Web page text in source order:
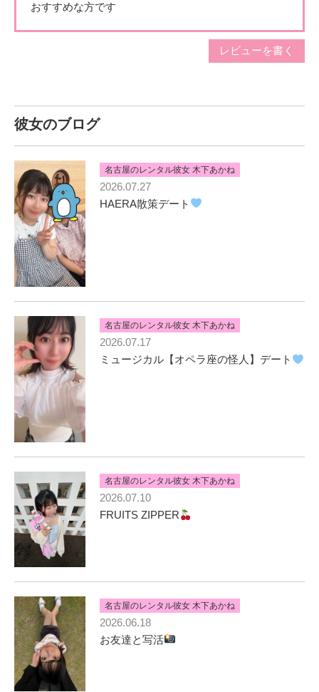
おすすめな方です
レビューを書く
彼女のブログ
名古屋のレンタル彼女 木下あかね
2026.07.27
HAERA散策デート
名古屋のレンタル彼女 木下あかね
2026.07.17
ミュージカル【オペラ座の怪人】デート
名古屋のレンタル彼女 木下あかね
2026.07.10
FRUITS ZIPPER
名古屋のレンタル彼女 木下あかね
2026.06.18
お友達と写活